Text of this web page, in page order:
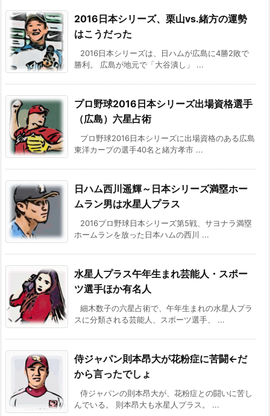
2016日本シリーズ、栗山vs.緒方の運勢
はこうだった
2016日本シリーズは、日ハムが広島に4勝2敗で
勝利。 広島が地元で「大谷潰し」 ...
プロ野球2016日本シリーズ出場資格選手
（広島）六星占術
プロ野球2016日本シリーズに出場資格のある広島
東洋カープの選手40名と緒方孝市 ...
日ハム西川遥輝～日本シリーズ満塁ホー
ムラン男は水星人プラス
2016プロ野球日本シリーズ第5戦、サヨナラ満塁
ホームランを放った日本ハムの西川 ...
水星人プラス午年生まれ芸能人・スポー
ツ選手ほか有名人
細木数子の六星占術で、午年生まれの水星人プラ
スに分類される芸能人、スポーツ選手、 ...
侍ジャパン則本昂大が花粉症に苦闘←だ
から言ったでしょ
侍ジャパンの則本昂大が、花粉症との闘いに苦し
んでいる。 則本昂大も水星人プラス。 ...